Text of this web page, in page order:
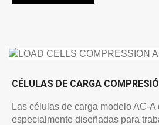
CÉLULAS DE CARGA
Las células de carga modelo AC-A
especialmente diseñadas para